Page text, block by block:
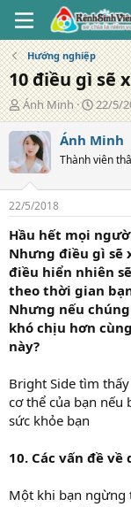
Hướng nghiệp
10 điều gì sẽ
T
á
c
g
i
ả
Ánh Minh
N
g
à
y
đ
g
22/5/
Ánh Minh
Thành viên
22/5/2018
Hầu hết mọi
Nhưng điều gì sẽ
điều hiển nhiên
theo thời gian
Nhưng nếu
khó chịu hơn
này?
Bright Side tìm
cơ thể của bạn nếu
sức khỏe bạn
10. Các vấn đề về
Một khi bạn ngừng